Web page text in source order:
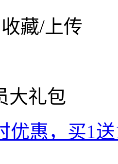
藏/上传
大礼包
优惠，买1